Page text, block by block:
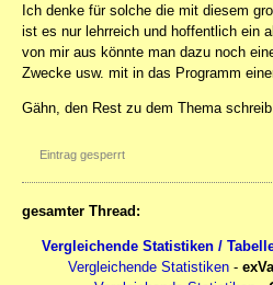
Ich denke für solche die mit diesem
ist es nur lehrreich und hoffentlich ein
von mir aus könnte man dazu noch
Zwecke usw. mit in das Programm
Gähn, den Rest zu dem Thema
Eintrag gesperrt
gesamter Thread:
Vergleichende Statistiken /
Vergleichende Statistiken -